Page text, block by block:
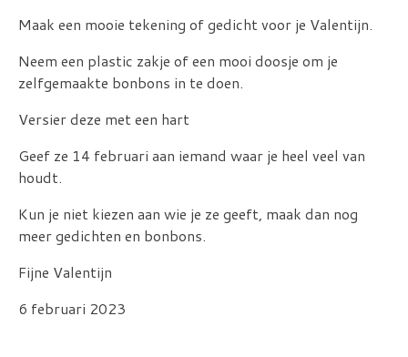
Maak een mooie tekening of gedicht voor je Valentijn.
Neem een plastic zakje of een mooi doosje om je
zelfgemaakte bonbons in te doen.
Versier deze met een hart
Geef ze 14 februari aan iemand waar je heel veel van
houdt.
Kun je niet kiezen aan wie je ze geeft, maak dan nog
meer gedichten en bonbons.
Fijne Valentijn
6 februari 2023